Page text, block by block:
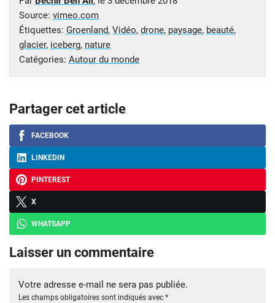
Source: vimeo.com
Étiquettes: Groenland, Vidéo, drone, paysage, beauté,
glacier, iceberg, nature
Catégories: Autour du monde
Partager cet article
FACEBOOK
LINKEDIN
PINTEREST
X
WHATSAPP
Laisser un commentaire
Votre adresse e-mail ne sera pas publiée.
Les champs obligatoires sont indiqués avec *